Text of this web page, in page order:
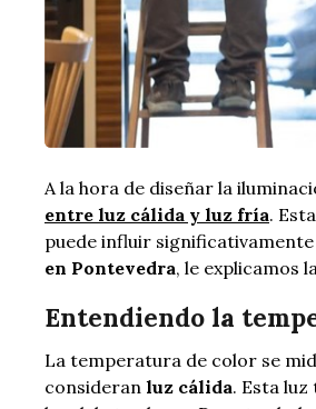
A la hora de diseñar la
entre luz cálida y luz fría.
puede influir significativamente
en Pontevedra, le explicamos
Entendiendo la
La temperatura de color se
consideran luz cálida. Esta